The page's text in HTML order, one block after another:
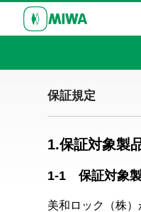
保証規定
1.保証対象製
1-1 保証対象
美和ロック（株